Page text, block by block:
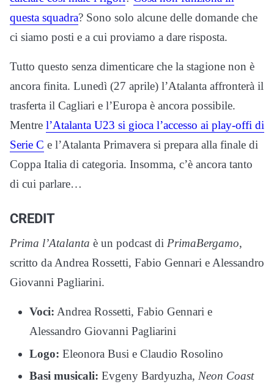
questa squadra? Sono solo alcune delle domande che
ci siamo posti e a cui proviamo a dare risposta.
Tutto questo senza dimenticare che la stagione non è
ancora finita. Lunedì (27 aprile) l’Atalanta affronterà il
trasferta il Cagliari e l’Europa è ancora possibile.
Mentre l’Atalanta U23 si gioca l’accesso ai play-offi di
Serie C e l’Atalanta Primavera si prepara alla finale di
Coppa Italia di categoria. Insomma, c’è ancora tanto
di cui parlare…
CREDIT
Prima l’Atalanta è un podcast di PrimaBergamo,
scritto da Andrea Rossetti, Fabio Gennari e Alessandro
Giovanni Pagliarini.
Voci: Andrea Rossetti, Fabio Gennari e
Alessandro Giovanni Pagliarini
Logo: Eleonora Busi e Claudio Rosolino
Basi musicali: Evgeny Bardyuzha, Neon Coast